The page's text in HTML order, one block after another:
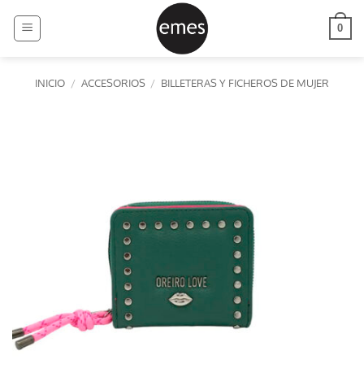
0
INICIO / ACCESORIOS / BILLETERAS Y FICHEROS DE MUJER